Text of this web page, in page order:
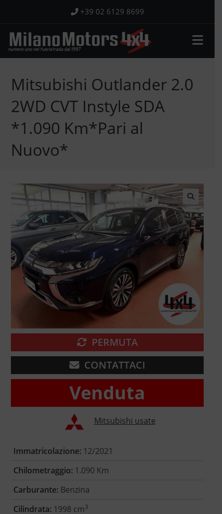
contenuto
+39 02 6129 8699
Mitsubishi Outlander 2.0
2WD CVT Instyle SDA
*1.090 Km*Pari al
Nuovo*
🔍
PERMUTA
CONTATTACI
Venduta
Mitsubishi usate
Immatricolazione: 12/2021
Chilometraggio: 1.090 Km
Carburante: Benzina
Cilindrata: 1998 cm3